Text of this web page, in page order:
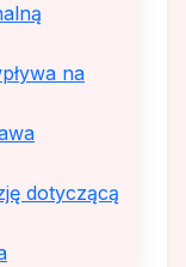
na
dotyczącą